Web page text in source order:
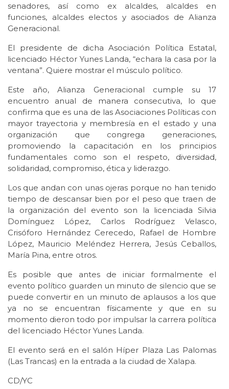
senadores, así como ex alcaldes, alcaldes en
funciones, alcaldes electos y asociados de Alianza
Generacional.
El presidente de dicha Asociación Política Estatal,
licenciado Héctor Yunes Landa, “echara la casa por la
ventana”. Quiere mostrar el músculo político.
Este año, Alianza Generacional cumple su 17
encuentro anual de manera consecutiva, lo que
confirma que es una de las Asociaciones Políticas con
mayor trayectoria y membresía en el estado y una
organización que congrega generaciones,
promoviendo la capacitación en los principios
fundamentales como son el respeto, diversidad,
solidaridad, compromiso, ética y liderazgo.
Los que andan con unas ojeras porque no han tenido
tiempo de descansar bien por el peso que traen de
la organización del evento son la licenciada Silvia
Domínguez López, Carlos Rodríguez Velasco,
Crisóforo Hernández Cerecedo, Rafael de Hombre
López, Mauricio Meléndez Herrera, Jesús Ceballos,
María Pina, entre otros.
Es posible que antes de iniciar formalmente el
evento político guarden un minuto de silencio que se
puede convertir en un minuto de aplausos a los que
ya no se encuentran físicamente y que en su
momento dieron todo por impulsar la carrera política
del licenciado Héctor Yunes Landa.
El evento será en el salón Híper Plaza Las Palomas
(Las Trancas) en la entrada a la ciudad de Xalapa.
CD/YC